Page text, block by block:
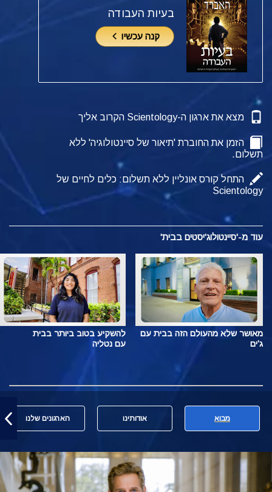
בעיות העבודה
קנה עכשיו
מצא את ארגון ה-Scientology הקרוב אליך
הזמן את החוברת 'תיאור של סיינטולוגיה' ללא
תשלום.
התחל קורס אונליין ללא תשלום: כלים לחיים של
Scientology
עוד מ-'סיינטולוג'יסטים בבית'
מאושר שלא מהעולם הזה בבית עם
ג'ים
להשקיע בטוב ביותר בבית
עם נטליה
מבוא אודותינו הארגונים שלנו